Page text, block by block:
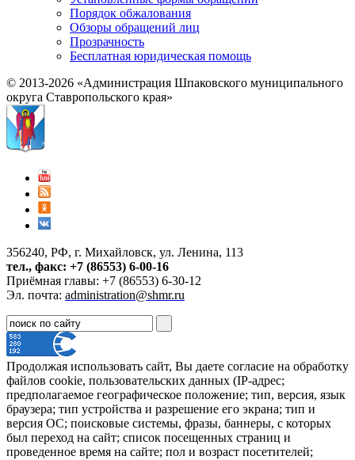
Порядок обжалования
Обзоры обращений лиц
Прозрачность
Бесплатная юридическая помощь
© 2013-2026 «Администрация Шпаковского муниципального
округа Ставропольского края»
356240, РФ, г. Михайловск, ул. Ленина, 113
тел., факс: +7 (86553) 6-00-16
Приёмная главы: +7 (86553) 6-30-12
Эл. почта: administration@shmr.ru
Продолжая использовать сайт, Вы даете согласие на обработку
файлов cookie, пользовательских данных (IP-адрес;
предполагаемое географическое положение; тип, версия, язык
браузера; тип устройства и разрешение его экрана; тип и
версия ОС; поисковые системы, фразы, баннеры, с которых
был переход на сайт; список посещенных страниц и
проведенное время на сайте; пол и возраст посетителей;